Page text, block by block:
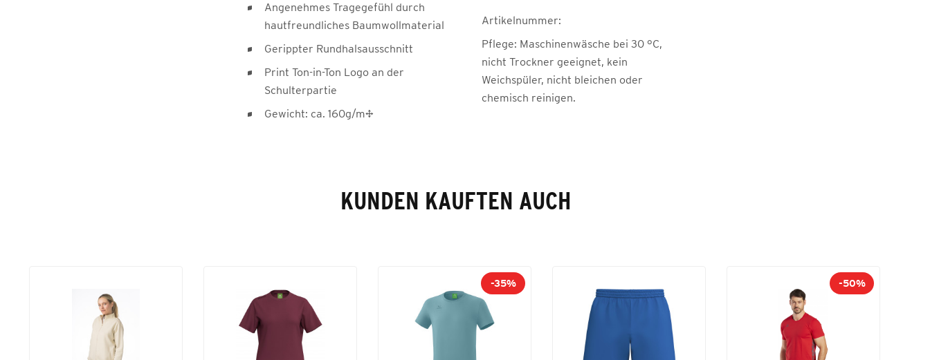
Angenehmes Tragegefühl durch
hautfreundliches Baumwollmaterial
Gerippter Rundhalsausschnitt
Print Ton-in-Ton Logo an der
Schulterpartie
Gewicht: ca. 160g/m²
Artikelnummer:
Pflege: Maschinenwäsche bei 30 °C,
nicht Trockner geeignet, kein
Weichspüler, nicht bleichen oder
chemisch reinigen.
KUNDEN KAUFTEN AUCH
-35% -50%